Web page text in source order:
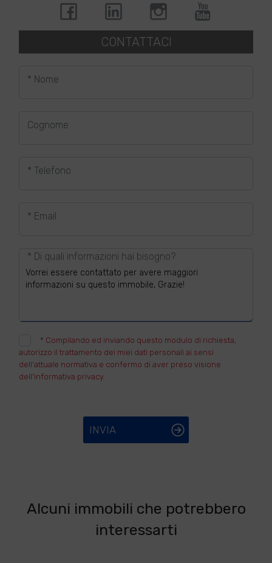
CONTATTACI
* Nome
Cognome
* Telefono
* Email
* Di quali informazioni hai bisogno?
* Compilando ed inviando questo modulo di richiesta,
autorizzo il trattamento dei miei dati personali ai sensi
dell'attuale normativa e confermo di aver preso visione
dell'informativa privacy.
INVIA
Alcuni immobili che potrebbero
interessarti